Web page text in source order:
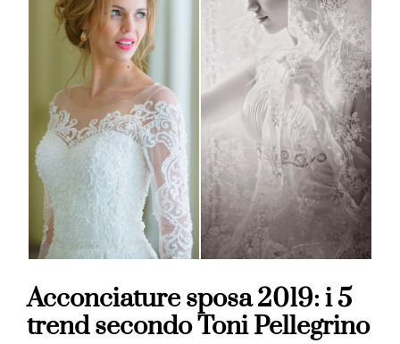
Acconciature sposa 2019: i 5
trend secondo Toni Pellegrino